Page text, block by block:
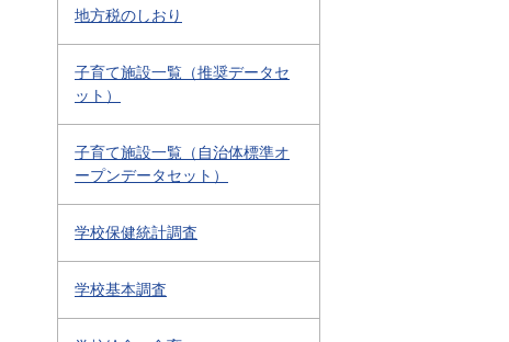
地方税のしおり
子育て施設一覧（推奨データセ
ット）
子育て施設一覧（自治体標準オ
ープンデータセット）
学校保健統計調査
学校基本調査